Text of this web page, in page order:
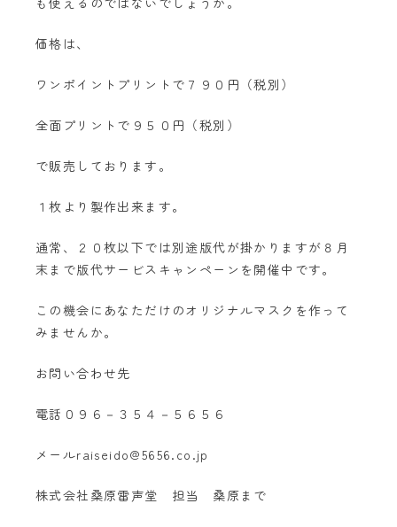
価格は、
ワンポイントプリントで７９０円（税別）
全面プリントで９５０円（税別）
で販売しております。
１枚より製作出来ます。
通常、２０枚以下では別途版代が掛かりますが８月
末まで版代サービスキャンペーンを開催中です。
この機会にあなただけのオリジナルマスクを作って
みませんか。
お問い合わせ先
電話０９６－３５４－５６５６
メールraiseido@5656.co.jp
株式会社桑原雷声堂 担当 桑原まで